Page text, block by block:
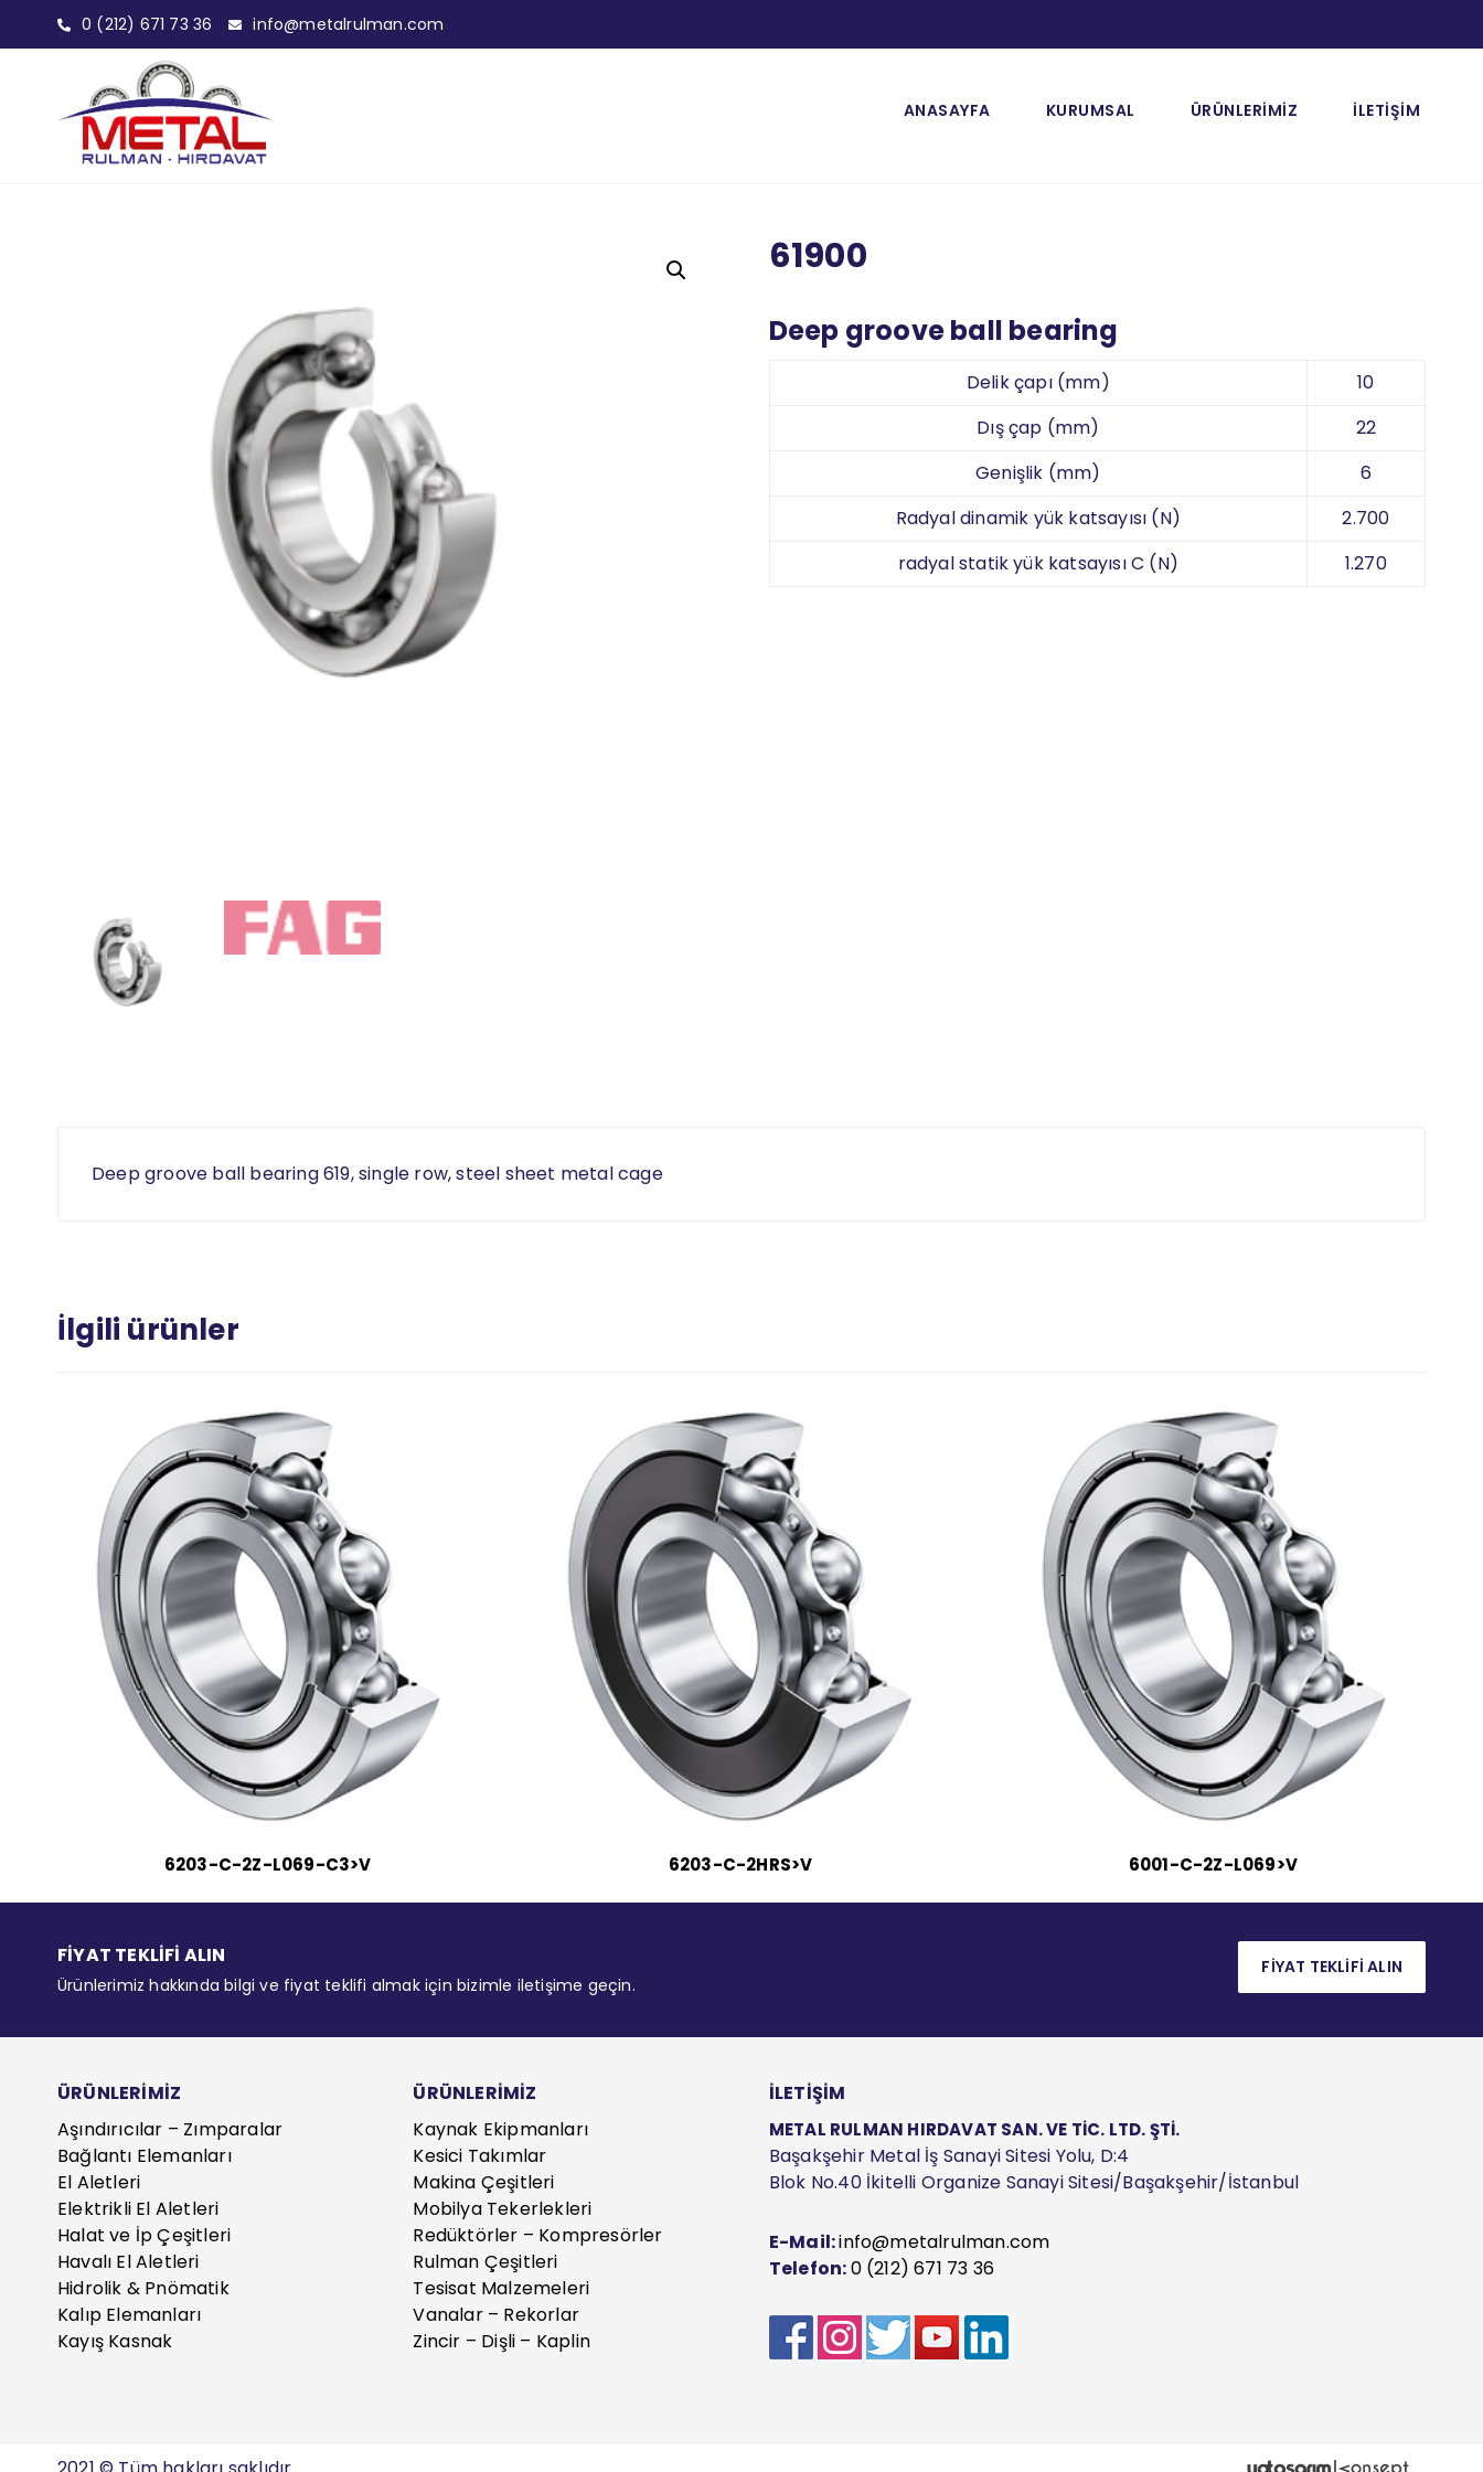
0 (212) 671 73 36 info@metalrulman.com
ANASAYFA KURUMSAL ÜRÜNLERİMİZ İLETİŞİM
61900
Deep groove ball bearing
Delik çapı (mm)
10
Dış çap (mm)
22
Genişlik (mm)
6
Radyal dinamik yük katsayısı (N)
2.700
radyal statik yük katsayısı C (N)
1.270
Deep groove ball bearing 619, single row, steel sheet metal cage
İlgili ürünler
6203-C-2Z-L069-C3>V 6203-C-2HRS>V 6001-C-2Z-L069>V
FİYAT TEKLİFİ ALIN
Ürünlerimiz hakkında bilgi ve fiyat teklifi almak için bizimle iletişime geçin.
FİYAT TEKLİFİ ALIN
ÜRÜNLERİMİZ
Aşındırıcılar – Zımparalar
Bağlantı Elemanları
El Aletleri
Elektrikli El Aletleri
Halat ve İp Çeşitleri
Havalı El Aletleri
Hidrolik & Pnömatik
Kalıp Elemanları
Kayış Kasnak
ÜRÜNLERİMİZ
Kaynak Ekipmanları
Kesici Takımlar
Makina Çeşitleri
Mobilya Tekerlekleri
Redüktörler – Kompresörler
Rulman Çeşitleri
Tesisat Malzemeleri
Vanalar – Rekorlar
Zincir – Dişli – Kaplin
İLETİŞİM
METAL RULMAN HIRDAVAT SAN. VE TİC. LTD. ŞTİ.
Başakşehir Metal İş Sanayi Sitesi Yolu, D:4
Blok No.40 İkitelli Organize Sanayi Sitesi/Başakşehir/İstanbul
E-Mail:info@metalrulman.com
Telefon:0 (212) 671 73 36